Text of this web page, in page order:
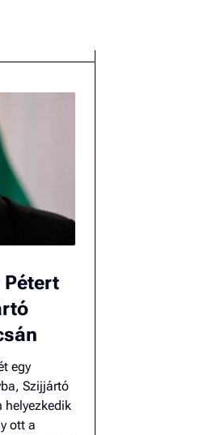
egy
Szijjártó
helyezkedik
ott a